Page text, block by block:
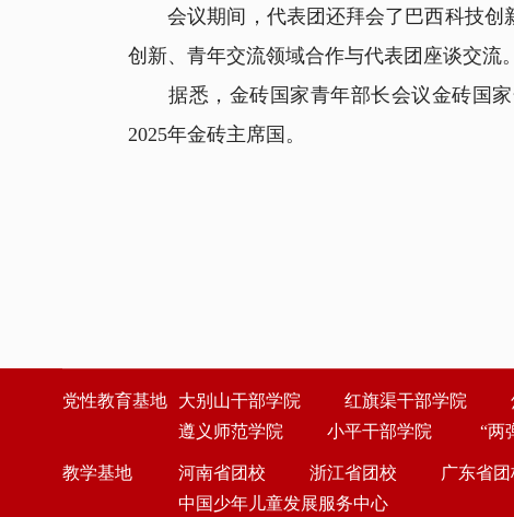
会议期间，代表团还拜会了巴西科技创
创新、青年交流领域合作与代表团座谈交流。
据悉，金砖国家青年部长会议金砖国家
2025年金砖主席国。
党性教育基地 大别山干部学院 红旗渠干部学院
遵义师范学院
小平干部学院 “两
教学基地 河南省团校 浙江省团校 广东省团
中国少年儿童发展服务中心